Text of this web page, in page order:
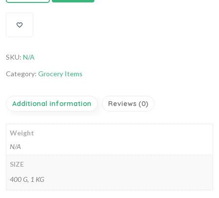
SKU: N/A
Category: Grocery Items
Additional information Reviews (0)
Weight
N/A
SIZE
400 G, 1 KG